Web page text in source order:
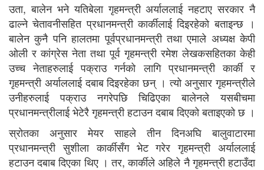
उता, बालेन भने यतिबेला गृहमन्त्री अर्याललाई नहटाए सरकार नै
ढाल्ने चेतावनीसहित प्रधानमन्त्री कार्कीलाई दिइरहेको बताइन्छ ।
बालेन कुनै पनि हालतमा पूर्वप्रधानमन्त्री तथा एमाले अध्यक्ष केपी
ओली र कांग्रेस नेता तथा पूर्व गृहमन्त्री रमेश लेखकसहितका केही
उच्च नेताहरुलाई पक्राउ गर्नको लागि प्रधानमन्त्री कार्की र
गृहमन्त्री अर्याललाई दबाब दिइरहेका छन् । त्यो अनुसार गृहमन्त्रीले
उनीहरुलाई पक्राउ नगरेपछि चिढिएका बालेनले यसबीचमा
प्रधानमन्त्रीलाई भेटेरै गृहमन्त्री हटाउन दबाब दिएको बताइएको छ ।
स्रोतका अनुसार मेयर साहले तीन दिनअघि बालुवाटारमा
प्रधानमन्त्री सुशीला कार्कीसँग भेट गरेर गृहमन्त्री अर्याललाई
हटाउन दबाब दिएका थिए । तर, कार्कीले अहिले नै गृहमन्त्री हटाउँदा